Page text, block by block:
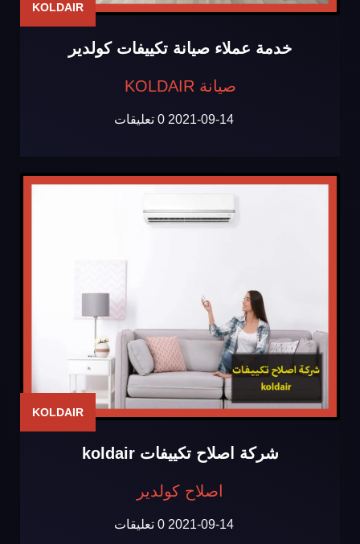
KOLDAIR
خدمة عملاء صيانة تكييفات كولدير
صيانة KOLDAIR
2021-09-14 0 تعليقات
KOLDAIR
شركة اصلاح تكييفات koldair
اصلاح كولدير
2021-09-14 0 تعليقات